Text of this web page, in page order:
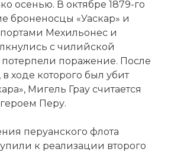
осенью. В октябре 1879-го
броненосцы «Уаскар» и
Мехильонес и
с чилийской
потерпели поражение. После
ходе которого был убит
Мигель Грау считается
Перу.
перуанского флота
к реализации второго